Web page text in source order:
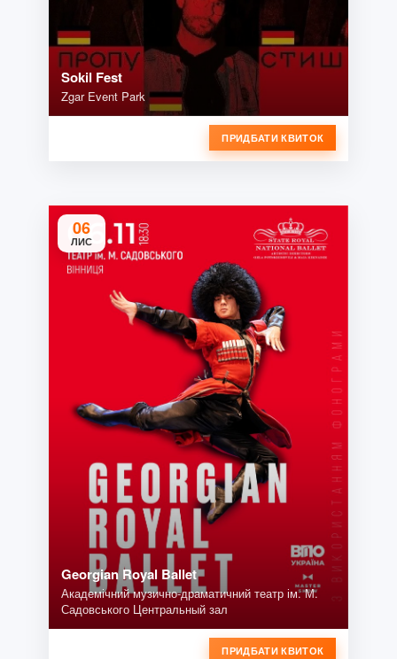
Sokil Fest
Zgar Event Park
ПРИДБАТИ КВИТОК
06
ЛИС
Georgian Royal Ballet
Академічний музично-драматичний театр ім. М.
Садовського Центральный зал
ПРИДБАТИ КВИТОК